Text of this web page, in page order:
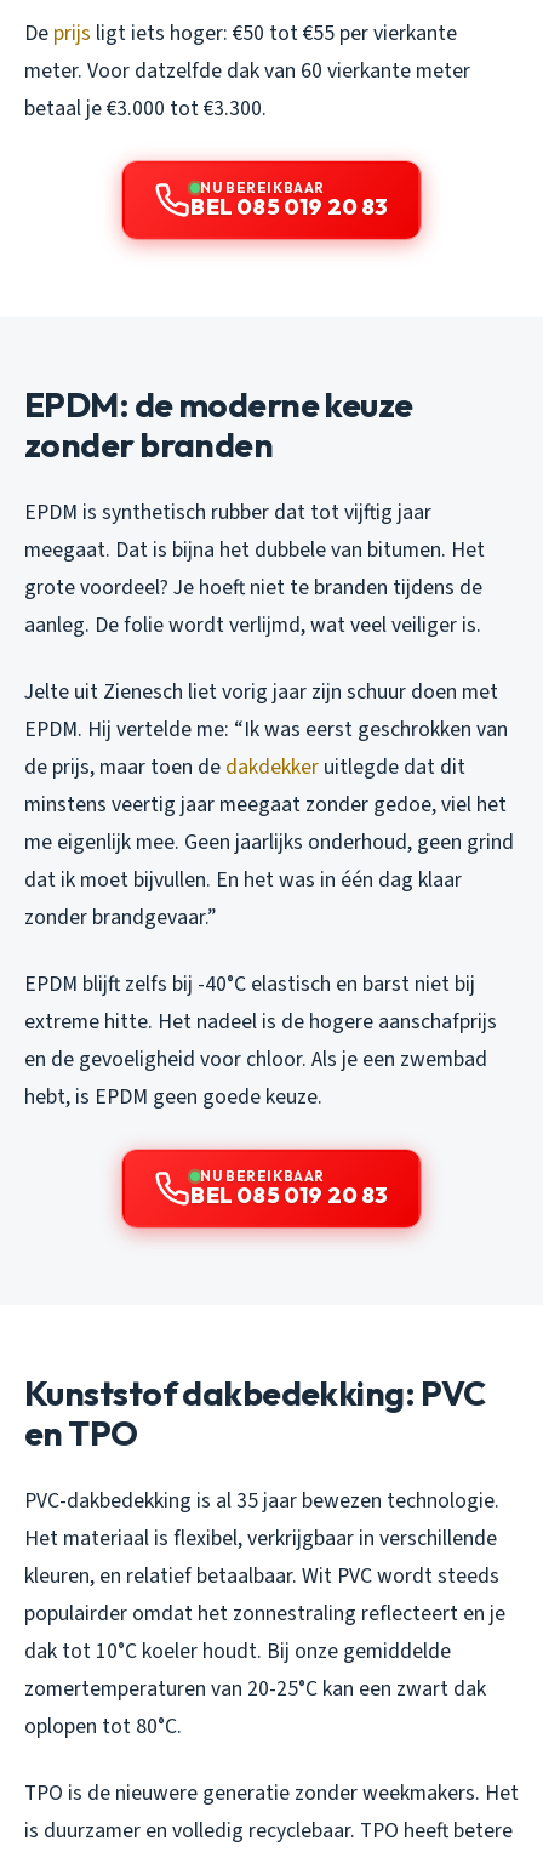
De prijs ligt iets hoger: €50 tot €55 per vierkante
meter. Voor datzelfde dak van 60 vierkante meter
betaal je €3.000 tot €3.300.
NU BEREIKBAAR
BEL 085 019 20 83
EPDM: de moderne keuze
zonder branden
EPDM is synthetisch rubber dat tot vijftig jaar
meegaat. Dat is bijna het dubbele van bitumen. Het
grote voordeel? Je hoeft niet te branden tijdens de
aanleg. De folie wordt verlijmd, wat veel veiliger is.
Jelte uit Zienesch liet vorig jaar zijn schuur doen met
EPDM. Hij vertelde me: “Ik was eerst geschrokken van
de prijs, maar toen de dakdekker uitlegde dat dit
minstens veertig jaar meegaat zonder gedoe, viel het
me eigenlijk mee. Geen jaarlijks onderhoud, geen grind
dat ik moet bijvullen. En het was in één dag klaar
zonder brandgevaar.”
EPDM blijft zelfs bij -40°C elastisch en barst niet bij
extreme hitte. Het nadeel is de hogere aanschafprijs
en de gevoeligheid voor chloor. Als je een zwembad
hebt, is EPDM geen goede keuze.
NU BEREIKBAAR
BEL 085 019 20 83
Kunststof dakbedekking: PVC
en TPO
PVC-dakbedekking is al 35 jaar bewezen technologie.
Het materiaal is flexibel, verkrijgbaar in verschillende
kleuren, en relatief betaalbaar. Wit PVC wordt steeds
populairder omdat het zonnestraling reflecteert en je
dak tot 10°C koeler houdt. Bij onze gemiddelde
zomertemperaturen van 20-25°C kan een zwart dak
oplopen tot 80°C.
TPO is de nieuwere generatie zonder weekmakers. Het
is duurzamer en volledig recyclebaar. TPO heeft betere